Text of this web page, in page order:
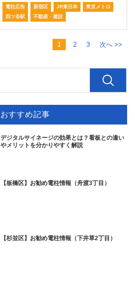
電柱広告 新宿区 JR東日本
東京メトロ
四ツ谷駅
不動産・建設
1 2 3 次へ >>
おすすめ記事
デジタルサイネージの効果とは？看板との違い
やメリットを分かりやすく解説
【板橋区】お勧め電柱情報（舟渡3丁目）
【杉並区】お勧め電柱情報（下井草2丁目）